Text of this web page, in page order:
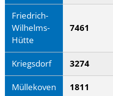
Friedrich-
Wilhelms-
Hütte
7461
Kriegsdorf 3274
Müllekoven 1811